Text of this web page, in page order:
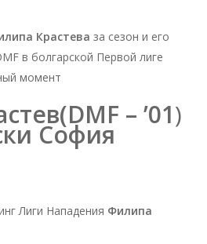
Крастева за сезон и его
в болгарской Первой лиге
момент
(DMF – ’01)
София
Лиги Нападения Филипа